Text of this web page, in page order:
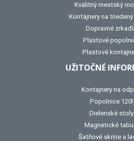
Kvalitný mestský
Kontajnery na
Dopravné
Plastové
Plastové
UŽITOČNÉ
Kontajnery na
Popolnice 120l
Dielenské stoly
Magnetické
Šatňové skrine a